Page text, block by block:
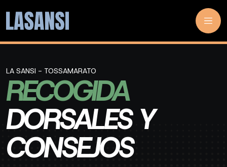
LA SANSI - TOSSAMARATO
RECOGIDA
DORSALES Y
CONSEJOS